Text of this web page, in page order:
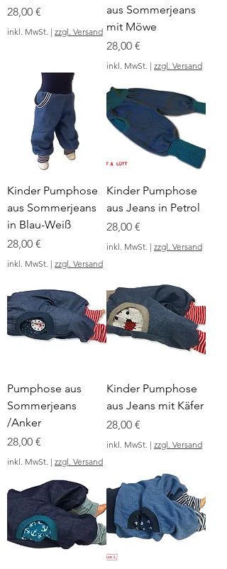
Preis
28,00 €
inkl. MwSt. | zzgl. Versand
aus Sommerjeans
mit Möwe
Preis
28,00 €
inkl. MwSt. | zzgl. Versand
Kinder Pumphose
aus Sommerjeans
in Blau-Weiß
Preis
28,00 €
inkl. MwSt. | zzgl. Versand
Kinder Pumphose
aus Jeans in Petrol
Preis
28,00 €
inkl. MwSt. | zzgl. Versand
Pumphose aus
Sommerjeans
/Anker
Preis
28,00 €
inkl. MwSt. | zzgl. Versand
Kinder Pumphose
aus Jeans mit Käfer
Preis
28,00 €
inkl. MwSt. | zzgl. Versand